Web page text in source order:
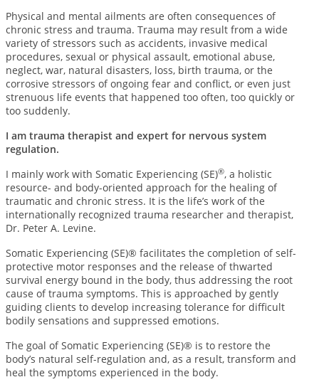
Physical and mental ailments are often consequences of
chronic stress and trauma. Trauma may result from a wide
variety of stressors such as accidents, invasive medical
procedures, sexual or physical assault, emotional abuse,
neglect, war, natural disasters, loss, birth trauma, or the
corrosive stressors of ongoing fear and conflict, or even just
strenuous life events that happened too often, too quickly or
too suddenly.
I am trauma therapist and expert for nervous system
regulation.
I mainly work with Somatic Experiencing (SE)®, a holistic
resource- and body-oriented approach for the healing of
traumatic and chronic stress. It is the life’s work of the
internationally recognized trauma researcher and therapist,
Dr. Peter A. Levine.
Somatic Experiencing (SE)® facilitates the completion of self-
protective motor responses and the release of thwarted
survival energy bound in the body, thus addressing the root
cause of trauma symptoms. This is approached by gently
guiding clients to develop increasing tolerance for difficult
bodily sensations and suppressed emotions.
The goal of Somatic Experiencing (SE)® is to restore the
body’s natural self-regulation and, as a result, transform and
heal the symptoms experienced in the body.